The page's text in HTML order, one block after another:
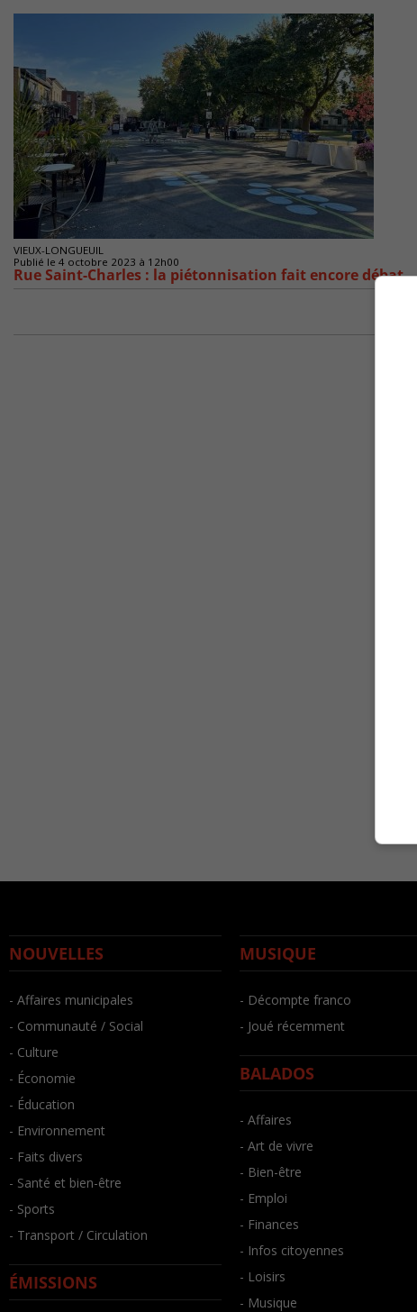
VIEUX-LONGUEUIL
Publié le 4 octobre 2023 à 12h00
Rue Saint-Charles : la piétonnisation fait encore débat
NOUVELLES
- Affaires municipales
- Communauté / Social
- Culture
- Économie
- Éducation
- Environnement
- Faits divers
- Santé et bien-être
- Sports
- Transport / Circulation
ÉMISSIONS
MUSIQUE
- Décompte franco
- Joué récemment
BALADOS
- Affaires
- Art de vivre
- Bien-être
- Emploi
- Finances
- Infos citoyennes
- Loisirs
- Musique